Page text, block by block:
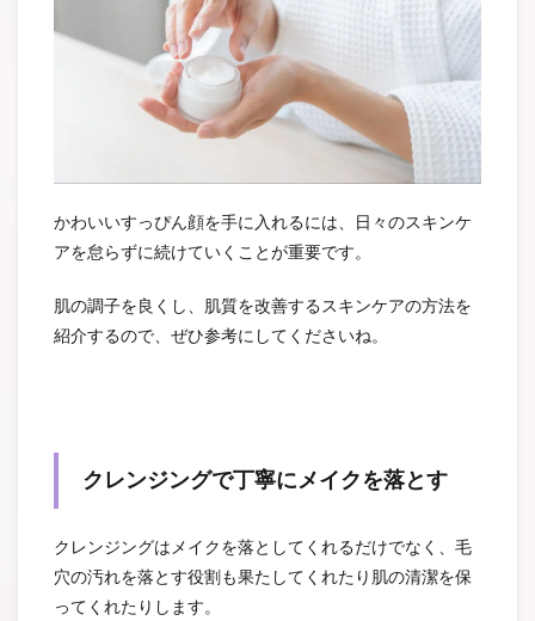
かわいいすっぴん顔を手に入れるには、日々のスキンケ
アを怠らずに続けていくことが重要です。
肌の調子を良くし、肌質を改善するスキンケアの方法を
紹介するので、ぜひ参考にしてくださいね。
クレンジングで丁寧にメイクを落とす
クレンジングはメイクを落としてくれるだけでなく、毛
穴の汚れを落とす役割も果たしてくれたり肌の清潔を保
ってくれたりします。